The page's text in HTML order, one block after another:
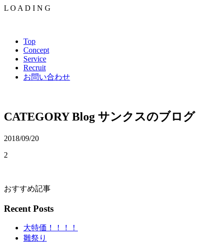
L O A D I N G
Top
Concept
Service
Recruit
お問い合わせ
CATEGORY Blog サンクスのブログ
2018/09/20
2
おすすめ記事
Recent Posts
大特価！！！！
雛祭り